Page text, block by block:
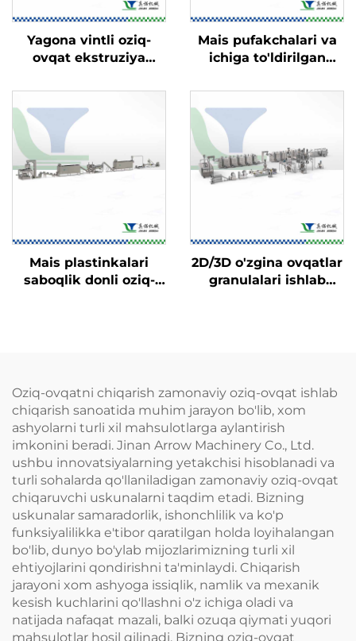
Yagona vintli oziq-
ovqat ekstruziya
Mais pufakchalari va
ichiga to'ldirilgan
chiqarish liniyasi
Mais plastinkalari
saboqlik donli oziq-
2D/3D o'zgina ovqatlar
granulalari ishlab
Oziq-ovqatni chiqarish zamonaviy oziq-ovqat ishlab
chiqarish sanoatida muhim jarayon bo'lib, xom
ashyolarni turli xil mahsulotlarga aylantirish
imkonini beradi. Jinan Arrow Machinery Co., Ltd.
ushbu innovatsiyalarning yetakchisi hisoblanadi va
turli sohalarda qo'llaniladigan zamonaviy oziq-ovqat
chiqaruvchi uskunalarni taqdim etadi. Bizning
uskunalar samaradorlik, ishonchlilik va ko'p
funksiyalilikka e'tibor qaratilgan holda loyihalangan
bo'lib, dunyo bo'ylab mijozlarimizning turli xil
ehtiyojlarini qondirishni ta'minlaydi. Chiqarish
jarayoni xom ashyoga issiqlik, namlik va mexanik
kesish kuchlarini qo'llashni o'z ichiga oladi va
natijada nafaqat mazali, balki ozuqa qiymati yuqori
mahsulotlar hosil qilinadi. Bizning oziq-ovqat